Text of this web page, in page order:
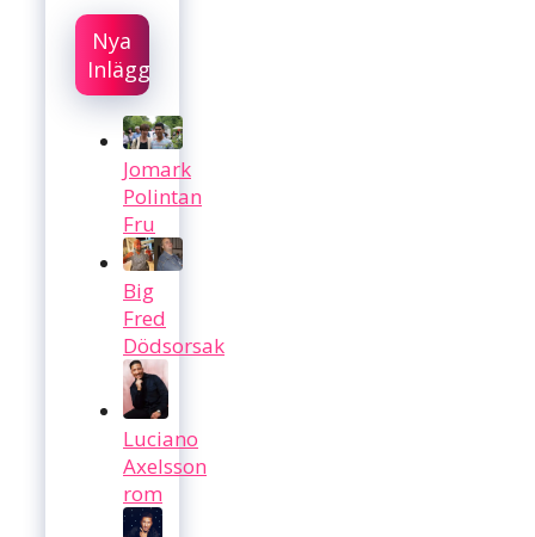
Nya
Inlägg
Jomark
Polintan
Fru
Big
Fred
Dödsorsak
Luciano
Axelsson
rom